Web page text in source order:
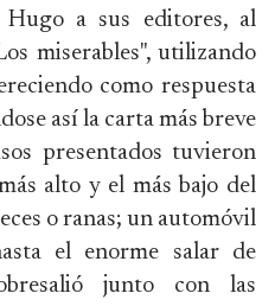
a sus editores, al
miserables", utilizando
como respuesta
así la carta más breve
presentados tuvieron
alto y el más bajo del
o ranas; un automóvil
el enorme salar de
junto con las